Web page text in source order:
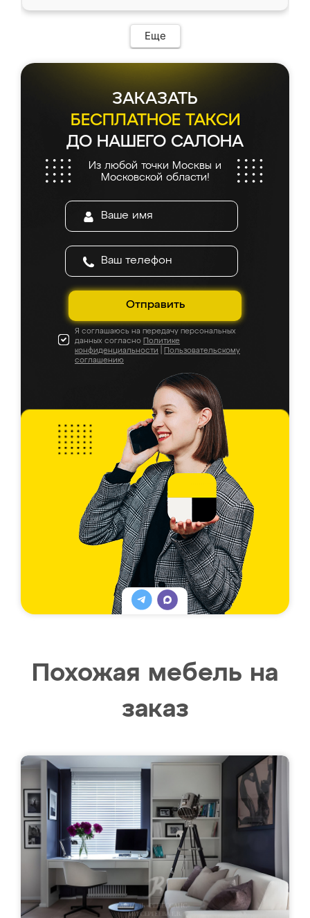
мебель сразу встала на свое место без
каких-либо доработок. Качеством осталась
довольна, все выглядит так, как и ожидала.
Еще
ЗАКАЗАТЬ
БЕСПЛАТНОЕ ТАКСИ
ДО НАШЕГО САЛОНА
Из любой точки Москвы и
Московской области!
Отправить
Я соглашаюсь на передачу персональных
данных согласно Политике
конфиденциальности
Пользовательскому
соглашению
Похожая мебель на
заказ